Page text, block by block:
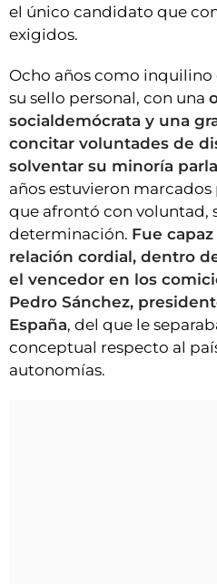
el único candidato que
exigidos.
Ocho años como
su sello personal, con una
socialdemócrata y una
concitar voluntades de
solventar su minoría
años estuvieron
que afrontó con voluntad,
determinación. Fue
relación cordial, dentro
el vencedor en los
Pedro Sánchez,
España, del que le
conceptual respecto al
autonomías.